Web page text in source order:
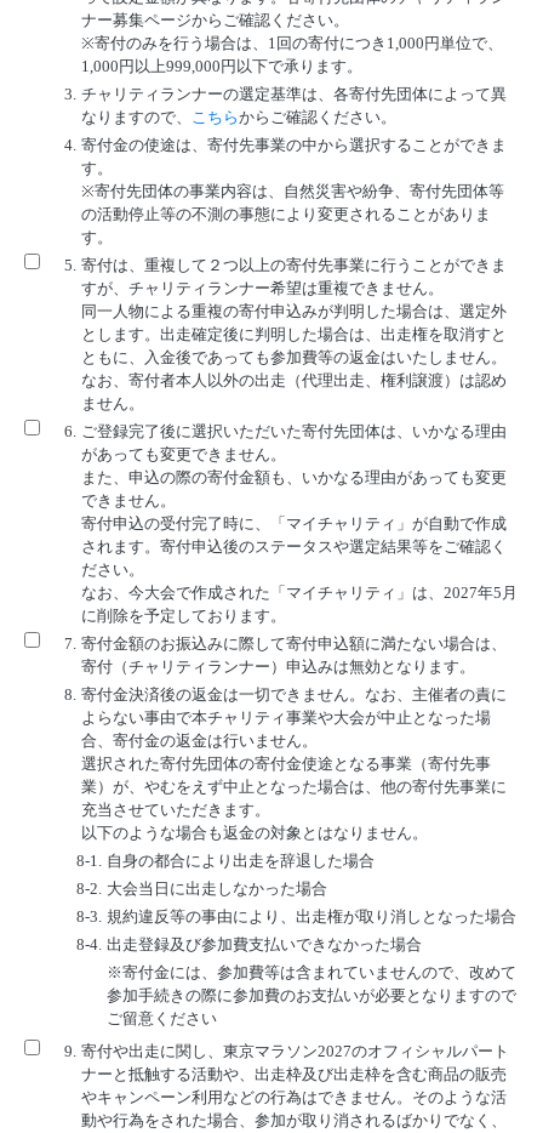
ナー募集ページからご確認ください。
※寄付のみを行う場合は、1回の寄付につき1,000円単位で、
1,000円以上999,000円以下で承ります。
3. チャリティランナーの選定基準は、各寄付先団体によって異
なりますので、 こちらからご確認ください。
4. 寄付金の使途は、寄付先事業の中から選択することができま
す。
※寄付先団体の事業内容は、自然災害や紛争、寄付先団体等
の活動停止等の不測の事態により変更されることがありま
す。
5. 寄付は、重複して２つ以上の寄付先事業に行うことができま
すが、チャリティランナー希望は重複できません。
同一人物による重複の寄付申込みが判明した場合は、選定外
とします。出走確定後に判明した場合は、出走権を取消すと
ともに、入金後であっても参加費等の返金はいたしません。
なお、寄付者本人以外の出走（代理出走、権利譲渡）は認め
ません。
6. ご登録完了後に選択いただいた寄付先団体は、いかなる理由
があっても変更できません。
また、申込の際の寄付金額も、いかなる理由があっても変更
できません。
寄付申込の受付完了時に、「マイチャリティ」が自動で作成
されます。寄付申込後のステータスや選定結果等をご確認く
ださい。
なお、今大会で作成された「マイチャリティ」は、2027年5月
に削除を予定しております。
7. 寄付金額のお振込みに際して寄付申込額に満たない場合は、
寄付（チャリティランナー）申込みは無効となります。
8. 寄付金決済後の返金は一切できません。なお、主催者の責に
よらない事由で本チャリティ事業や大会が中止となった場
合、寄付金の返金は行いません。
選択された寄付先団体の寄付金使途となる事業（寄付先事
業）が、やむをえず中止となった場合は、他の寄付先事業に
充当させていただきます。
以下のような場合も返金の対象とはなりません。
8-1. 自身の都合により出走を辞退した場合
8-2. 大会当日に出走しなかった場合
8-3. 規約違反等の事由により、出走権が取り消しとなった場合
8-4. 出走登録及び参加費支払いできなかった場合
※寄付金には、参加費等は含まれていませんので、改めて
参加手続きの際に参加費のお支払いが必要となりますので
ご留意ください
9. 寄付や出走に関し、東京マラソン2027のオフィシャルパート
ナーと抵触する活動や、出走枠及び出走枠を含む商品の販売
やキャンペーン利用などの行為はできません。そのような活
動や行為をされた場合、参加が取り消されるばかりでなく、